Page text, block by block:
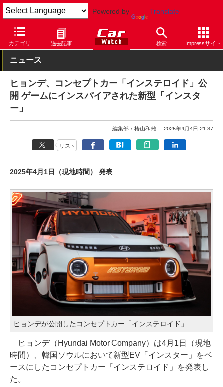
Powered by Translate
カテゴリ 過去記事 検索 Impressサイト
Car Watch 自動車 ヒョンデ インスター
ニュース
ヒョンデ、コンセプトカー「インステロイド」公
開 ゲームにインスパイアされた新型「インスタ
ー」
編集部：椿山和雄 2025年4月4日 21:37
リスト
2025年4月1日（現地時間） 発表
ヒョンデが公開したコンセプトカー「インステロイド」
ヒョンデ（Hyundai Motor Company）は4月1日（現地
時間）、韓国ソウルにおいて新型EV「インスター」をベ
ースにしたコンセプトカー「インステロイド」を発表し
た。